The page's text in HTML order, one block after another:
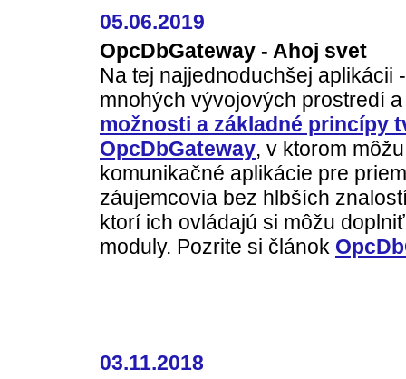
05.06.2019
OpcDbGateway - Ahoj svet
Na tej najjednoduchšej aplikácii
mnohých vývojových prostredí
možnosti a základné princípy
OpcDbGateway, v ktorom
komunikačné aplikácie pre
záujemcovia bez hlbších
ktorí ich ovládajú si môžu
moduly. Pozrite si článok
03.11.2018